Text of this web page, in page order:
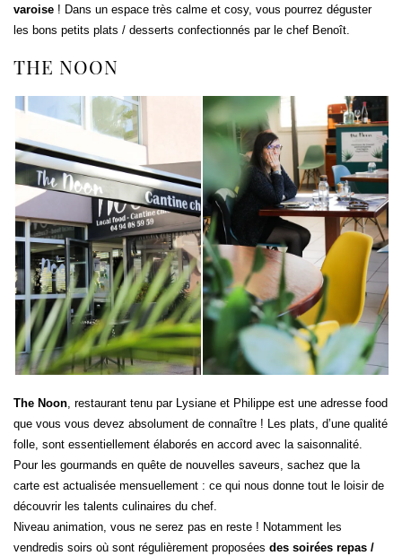
varoise ! Dans un espace très calme et cosy, vous pourrez déguster
les bons petits plats / desserts confectionnés par le chef Benoît.
THE NOON
The Noon , restaurant tenu par Lysiane et Philippe est une adresse food
que vous vous devez absolument de connaître ! Les plats, d’une qualité
folle, sont essentiellement élaborés en accord avec la saisonnalité.
Pour les gourmands en quête de nouvelles saveurs, sachez que la
carte est actualisée mensuellement : ce qui nous donne tout le loisir de
découvrir les talents culinaires du chef.
Niveau animation, vous ne serez pas en reste ! Notamment les
vendredis soirs où sont régulièrement proposées des soirées repas /